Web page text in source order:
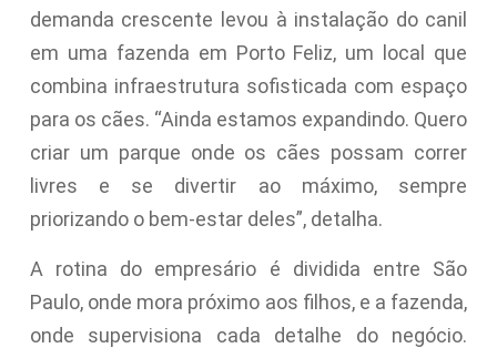
demanda crescente levou à instalação do canil
em uma fazenda em Porto Feliz, um local que
combina infraestrutura sofisticada com espaço
para os cães. “Ainda estamos expandindo. Quero
criar um parque onde os cães possam correr
livres e se divertir ao máximo, sempre
priorizando o bem-estar deles”, detalha.
A rotina do empresário é dividida entre São
Paulo, onde mora próximo aos filhos, e a fazenda,
onde supervisiona cada detalhe do negócio.